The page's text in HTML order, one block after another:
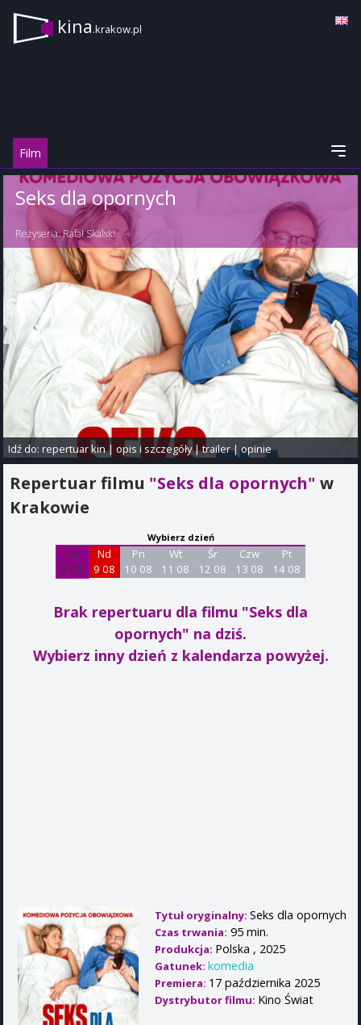
kina.krakow.pl
Film
Seks dla opornych
Reżyseria:Rafał Skalski
Idź do:repertuar kin|opis i szczegóły|trailer|opinie
Repertuar filmu "Seks dla opornych" w
Krakowie
Wybierz dzień
Sb
8 08
Nd
9 08
Pn
10 08
Wt
11 08
Śr
12 08
Czw
13 08
Pt
14 08
Brak repertuaru dla filmu "Seks dla
opornych" na dziś.
Wybierz inny dzień z kalendarza powyżej.
Tytuł oryginalny: Seks dla opornych
Czas trwania: 95 min.
Produkcja: Polska , 2025
Gatunek: komedia
Premiera: 17 października 2025
Dystrybutor filmu: Kino Świat